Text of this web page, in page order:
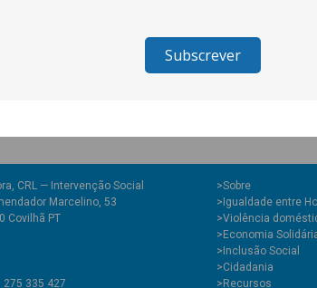
CRL — Intervenção Social
Marcelino, 53
Covilhã PT
335 427
>Sobre
>Igualdade entre
>Violência
>Economia
>Inclusão Social
>Cidadania
>Recursos